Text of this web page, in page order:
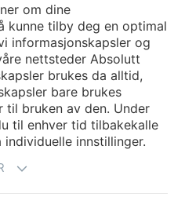
om dine
kunne tilby deg en optimal
informasjonskapsler og
nettsteder Absolutt
brukes da alltid,
bare brukes
bruken av den. Under
til enhver tid tilbakekalle
innstillinger.